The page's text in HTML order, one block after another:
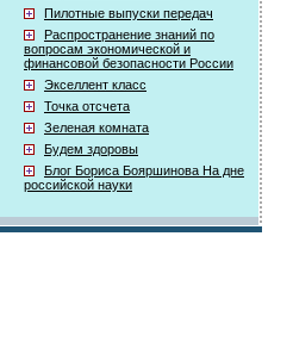
Пилотные выпуски передач
Распространение знаний по
вопросам экономической и
финансовой безопасности России
Экселлент класс
Точка отсчета
Зеленая комната
Будем здоровы
Блог Бориса Бояршинова На дне
российской науки